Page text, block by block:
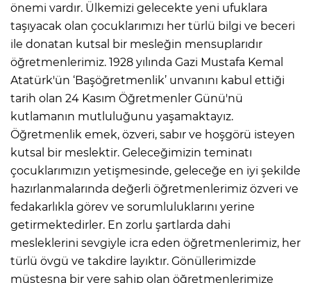
önemi vardır. Ülkemizi gelecekte yeni ufuklara
taşıyacak olan çocuklarımızı her türlü bilgi ve beceri
ile donatan kutsal bir mesleğin mensuplarıdır
öğretmenlerimiz. 1928 yılında Gazi Mustafa Kemal
Atatürk'ün ‘Başöğretmenlik’ unvanını kabul ettiği
tarih olan 24 Kasım Öğretmenler Günü'nü
kutlamanın mutluluğunu yaşamaktayız.
Öğretmenlik emek, özveri, sabır ve hoşgörü isteyen
kutsal bir meslektir. Geleceğimizin teminatı
çocuklarımızın yetişmesinde, geleceğe en iyi şekilde
hazırlanmalarında değerli öğretmenlerimiz özveri ve
fedakarlıkla görev ve sorumluluklarını yerine
getirmektedirler. En zorlu şartlarda dahi
mesleklerini sevgiyle icra eden öğretmenlerimiz, her
türlü övgü ve takdire layıktır. Gönüllerimizde
müstesna bir yere sahip olan öğretmenlerimize